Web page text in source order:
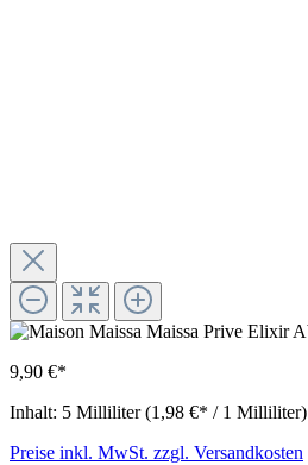
9,90 €*
Inhalt: 5 Milliliter(1,98 €* / 1 Milliliter)
Preise inkl. MwSt. zzgl. Versandkosten